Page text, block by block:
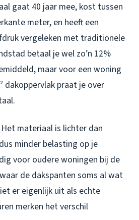
gaat 40 jaar mee, kost tussen
meter, en heeft een
vergeleken met traditionele
betaal je wel zo’n 12%
maar voor een woning
dakoppervlak praat je over
materiaal is lichter dan
minder belasting op je
voor oudere woningen bij de
de dakspanten soms al wat
er eigenlijk uit als echte
merken het verschil